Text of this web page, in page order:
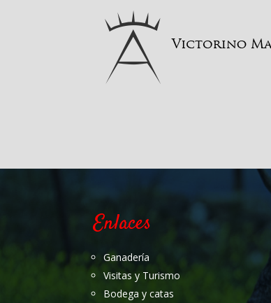
Enlaces
Ganadería
Visitas y Turismo
Bodega y catas